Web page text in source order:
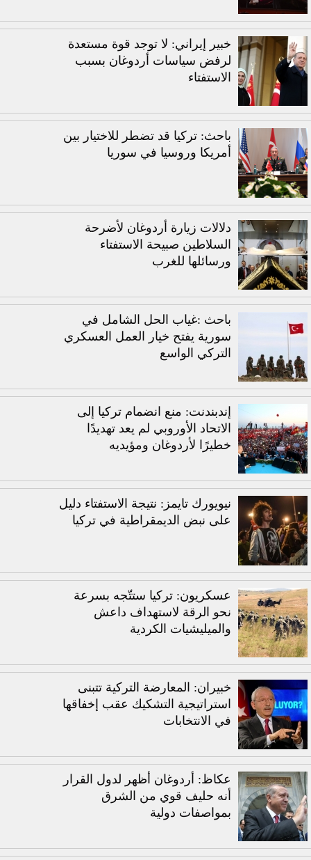
خبير إيراني: لا توجد قوة مستعدة
لرفض سياسات أردوغان بسبب
الاستفتاء
باحث: تركيا قد تضطر للاختيار بين
أمريكا وروسيا في سوريا
دلالات زيارة أردوغان لأضرحة
السلاطين صبيحة الاستفتاء
ورسائلها للغرب
باحث :غياب الحل الشامل في
سورية يفتح خيار العمل العسكري
التركي الواسع
إندبندنت: منع انضمام تركيا إلى
الاتحاد الأوروبي لم يعد تهديدًا
خطيرًا لأردوغان ومؤيديه
نيويورك تايمز: نتيجة الاستفتاء دليل
على نبض الديمقراطية في تركيا
عسكريون: تركيا ستتّجه بسرعة
نحو الرقة لاستهداف داعش
والميليشيات الكردية
خبيران: المعارضة التركية تتبنى
استراتيجية التشكيك عقب إخفاقها
في الانتخابات
عكاظ: أردوغان أظهر لدول القرار
أنه حليف قوي من الشرق
بمواصفات دولية